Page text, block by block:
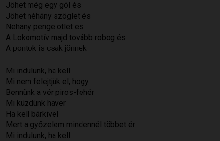
Jöhet még egy gól és
Jöhet néhány szöglet és
Néhány penge ötlet és
A Lokomotív majd tovább robog és
A pontok is csak jönnek
Mi indulunk, ha kell
Mi nem felejtjük el, hogy
Bennünk a vér piros-fehér
Mi küzdünk haver
Ha kell bárkivel
Mert a győzelem mindennél többet ér
Mi indulunk, ha kell